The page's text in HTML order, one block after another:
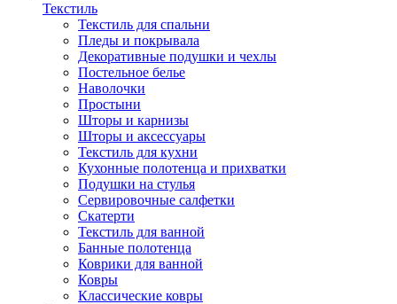
Текстиль
Текстиль для спальни
Пледы и покрывала
Декоративные подушки и чехлы
Постельное белье
Наволочки
Простыни
Шторы и карнизы
Шторы и аксессуары
Текстиль для кухни
Кухонные полотенца и прихватки
Подушки на стулья
Сервировочные салфетки
Скатерти
Текстиль для ванной
Банные полотенца
Коврики для ванной
Ковры
Классические ковры